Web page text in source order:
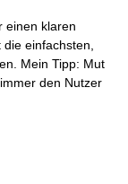
einen klaren
einfachsten,
Mein Tipp: Mut
den Nutzer